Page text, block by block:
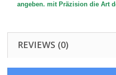
angeben. mit Präzision die Art
REVIEWS (0)